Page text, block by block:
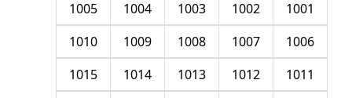
1001
1002
1003
1004
1005
1006
1007
1008
1009
1010
1011
1012
1013
1014
1015